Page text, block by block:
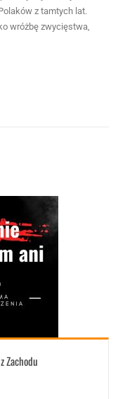
z tamtych lat.
wróżbę zwycięstwa,
Zachodu